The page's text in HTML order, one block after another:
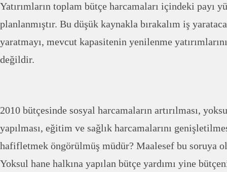
Yatırımların toplam bütçe harcamaları içindeki payı
planlanmıştır. Bu düşük kaynakla bırakalım iş
yaratmayı, mevcut kapasitenin yenilenme
değildir.
2010 bütçesinde sosyal harcamaların artırılması,
yapılması, eğitim ve sağlık harcamalarını
hafifletmek öngörülmüş müdür? Maalesef bu soruya
Yoksul hane halkına yapılan bütçe yardımı yine